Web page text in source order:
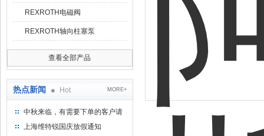
REXROTH电磁阀
REXROTH轴向柱塞泵
查看全部产品
热点新闻 Hot MORE+
中秋来临，有需要下单的客户请
提前下单
上海维特锐国庆放假通知